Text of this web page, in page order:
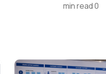
0 min read